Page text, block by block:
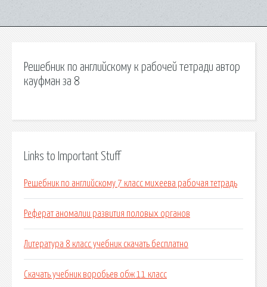
Решебник по английскому к рабочей тетради автор
кауфман за 8
Links to Important Stuff
Решебник по английскому 7 класс михеева рабочая тетрадь
Реферат аномалии развития половых органов
Литература 8 класс учебник скачать бесплатно
Скачать учебник воробьев обж 11 класс